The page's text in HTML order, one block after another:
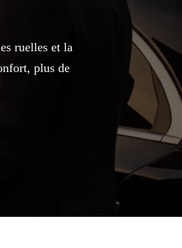
ruelles et la
plus de